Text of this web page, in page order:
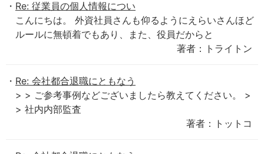
Re: 従業員の個人情報につい
こんにちは。 外資社員さんも仰るようにえらいさんほど
ルールに無頓着でもあり、また、役員だからと
著者：トライトン
Re: 会社都合退職にともなう
> > ご参考事例などございましたら教えてください。 >
> 社内内部監査
著者：トットコ